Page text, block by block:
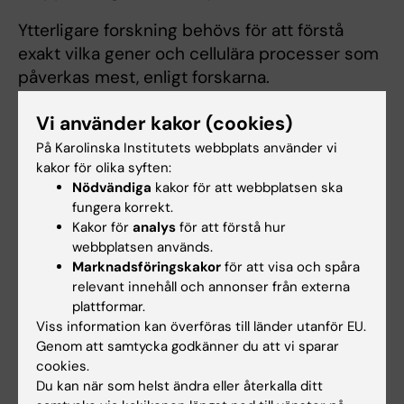
Ytterligare forskning behövs för att förstå
exakt vilka gener och cellulära processer som
påverkas mest, enligt forskarna.
Studien har finansierats med hjälp av
Vetenskapsrådet, Novo Nordisk Fonden,
CIMED, the European Association on the
Study of Diabetes tillsammans med Eli-Lilly,
Diabetesfonden, Knut och Alice Wallenbergs
Stiftelse, Region Stockholm, the Diabetes
Wellness Fund och det strategiska
forskningsprogrammet i diabetes vid
Karolinska Institutet.
Publikation
Glutamine links obesity to inflammation in
Vi använder kakor (cookies)
På Karolinska Institutets webbplats använder vi
kakor för olika syften:
Nödvändiga kakor för att webbplatsen ska
fungera korrekt.
Kakor för analys för att förstå hur
webbplatsen används.
Marknadsföringskakor för att visa och spåra
relevant innehåll och annonser från externa
plattformar.
Viss information kan överföras till länder utanför EU.
Genom att samtycka godkänner du att vi sparar
cookies.
Du kan när som helst ändra eller återkalla ditt